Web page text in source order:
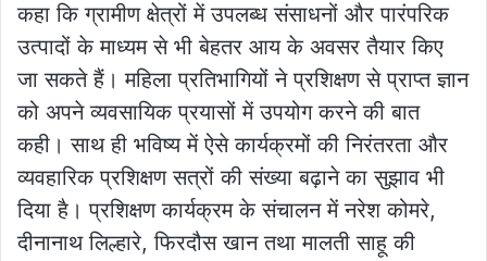
कहा कि ग्रामीण क्षेत्रों में उपलब्ध संसाधनों और पारंपरिक
उत्पादों के माध्यम से भी बेहतर आय के अवसर तैयार किए
जा सकते हैं। महिला प्रतिभागियों ने प्रशिक्षण से प्राप्त ज्ञान
को अपने व्यवसायिक प्रयासों में उपयोग करने की बात
कही। साथ ही भविष्य में ऐसे कार्यक्रमों की निरंतरता और
व्यवहारिक प्रशिक्षण सत्रों की संख्या बढ़ाने का सुझाव भी
दिया है। प्रशिक्षण कार्यक्रम के संचालन में नरेश कोमरे,
दीनानाथ लिल्हारे, फिरदौस खान तथा मालती साहू की